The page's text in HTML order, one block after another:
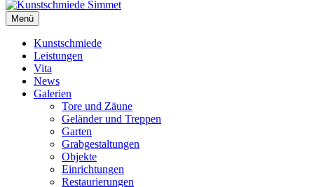
Menü
Kunstschmiede
Leistungen
Vita
News
Galerien
Tore und Zäune
Geländer und Treppen
Garten
Grabgestaltungen
Objekte
Einrichtungen
Restaurierungen